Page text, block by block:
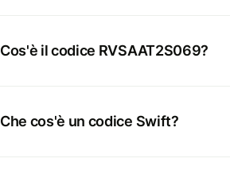
Cos'è il codice RVSAAT2S069?
Che cos'è un codice Swift?